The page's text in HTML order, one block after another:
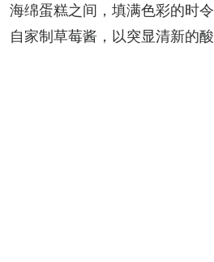
海绵蛋糕之间，填满色彩的时
自家制草莓酱，以突显清新的酸